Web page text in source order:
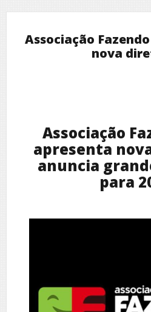
Associação
nova
Associação
apresenta
anuncia
para